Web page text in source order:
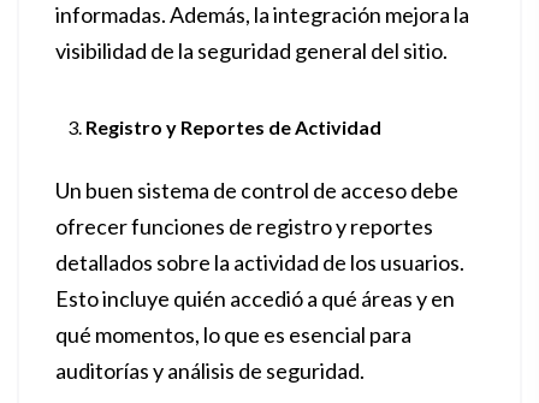
informadas. Además, la integración mejora la
visibilidad de la seguridad general del sitio.
Registro y Reportes de Actividad
Un buen sistema de control de acceso debe
ofrecer funciones de registro y reportes
detallados sobre la actividad de los usuarios.
Esto incluye quién accedió a qué áreas y en
qué momentos, lo que es esencial para
auditorías y análisis de seguridad.